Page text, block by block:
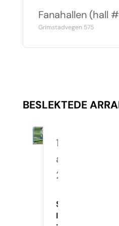
Fanahallen (hall
Grimstadvegen 575
BESLEKTEDE
10.
august
2026
Spennende
Innetrening